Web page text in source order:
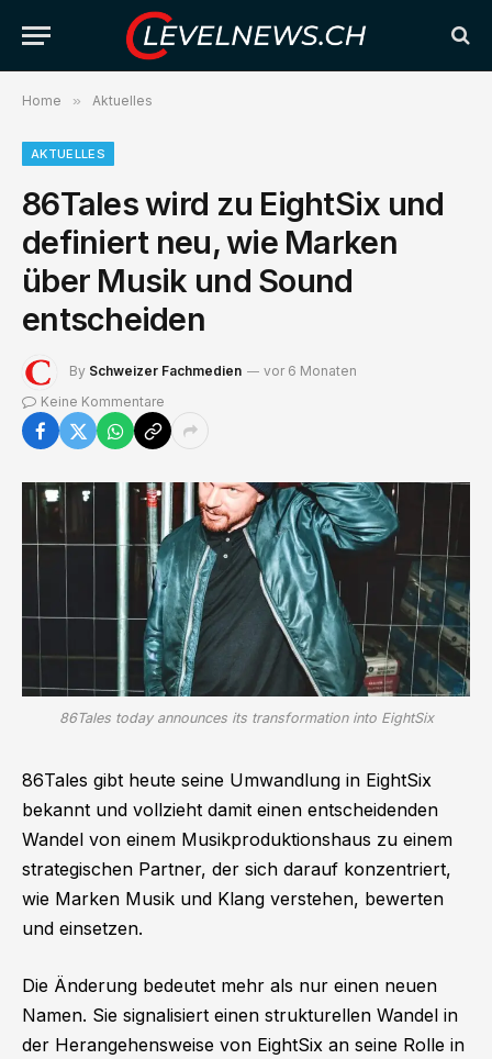
Home » Aktuelles
AKTUELLES
86Tales wird zu EightSix und
definiert neu, wie Marken
über Musik und Sound
entscheiden
By Schweizer Fachmedien
vor 6 Monaten
Keine Kommentare
86Tales today announces its transformation into EightSix
86Tales gibt heute seine Umwandlung in EightSix
bekannt und vollzieht damit einen entscheidenden
Wandel von einem Musikproduktionshaus zu einem
strategischen Partner, der sich darauf konzentriert,
wie Marken Musik und Klang verstehen, bewerten
und einsetzen.
Die Änderung bedeutet mehr als nur einen neuen
Namen. Sie signalisiert einen strukturellen Wandel in
der Herangehensweise von EightSix an seine Rolle in